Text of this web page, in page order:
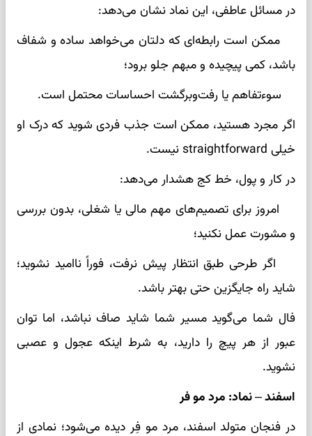
در مسائل عاطفی، این نماد نشان می‌دهد:
ممکن است رابطه‌ای که دلتان می‌خواهد ساده و شفاف
باشد، کمی پیچیده و مبهم جلو برود؛
سوءتفاهم یا رفت‌وبرگشت احساسات محتمل است.
اگر مجرد هستید، ممکن است جذب فردی شوید که درک او
خیلی straightforward نیست.
در کار و پول، خط کج هشدار می‌دهد:
امروز برای تصمیم‌های مهم مالی یا شغلی، بدون بررسی
و مشورت عمل نکنید؛
اگر طرحی طبق انتظار پیش نرفت، فوراً ناامید نشوید؛
شاید راه جایگزین حتی بهتر باشد.
فال شما می‌گوید مسیر شما شاید صاف نباشد، اما توان
عبور از هر پیچ را دارید، به شرط اینکه عجول و عصبی
نشوید.
اسفند – نماد: مرد مو فر
در فنجان متولد اسفند، مرد مو فِر دیده می‌شود؛ نمادی از